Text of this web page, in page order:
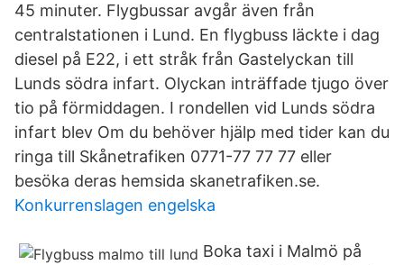
45 minuter. Flygbussar avgår även från
centralstationen i Lund. En flygbuss läckte i dag
diesel på E22, i ett stråk från Gastelyckan till
Lunds södra infart. Olyckan inträffade tjugo över
tio på förmiddagen. I rondellen vid Lunds södra
infart blev Om du behöver hjälp med tider kan du
ringa till Skånetrafiken 0771-77 77 77 eller
besöka deras hemsida skanetrafiken.se.
Konkurrenslagen engelska
Boka taxi i Malmö på